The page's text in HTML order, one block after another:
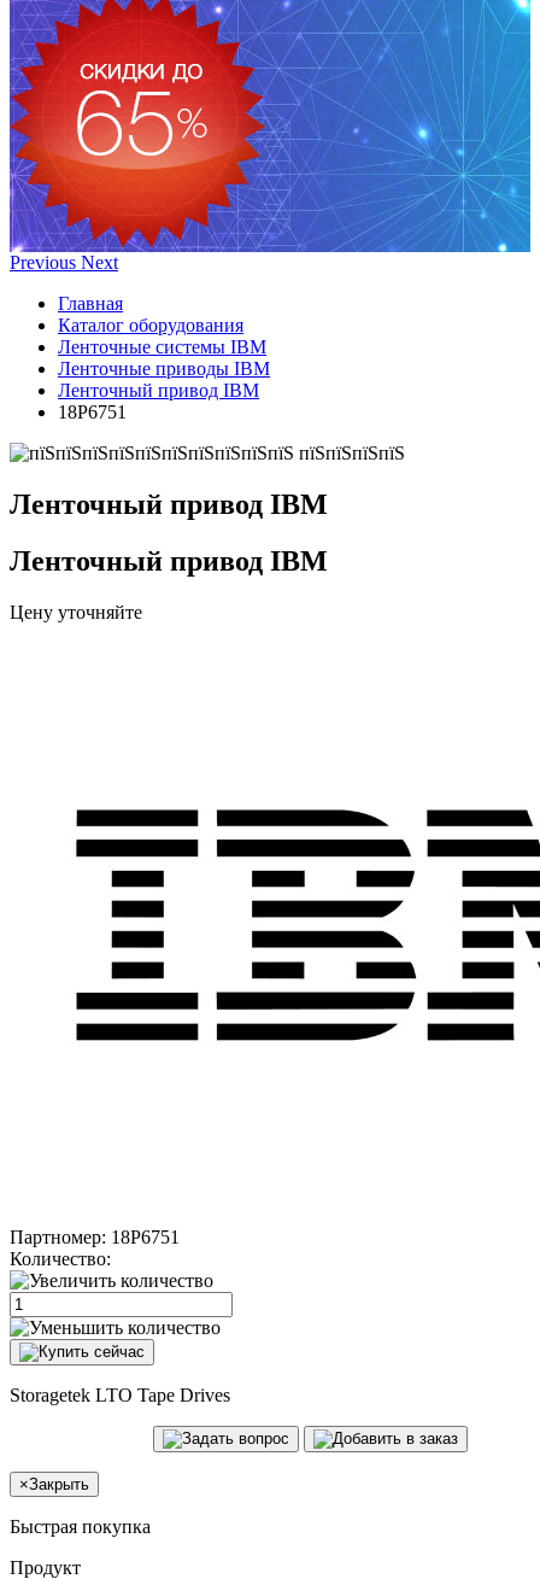
Previous Next
Главная
Каталог оборудования
Ленточные системы IBM
Ленточные приводы IBM
Ленточный привод IBM
18P6751
Ленточный привод IBM
Ленточный привод IBM
Цену уточняйте
Партномер: 18P6751
Количество:
Storagetek LTO Tape Drives
×Закрыть
Быстрая покупка
Продукт